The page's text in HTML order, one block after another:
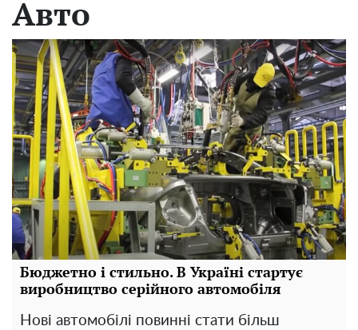
Авто
Бюджетно і стильно. В Україні стартує
виробництво серійного автомобіля
Нові автомобілі повинні стати більш